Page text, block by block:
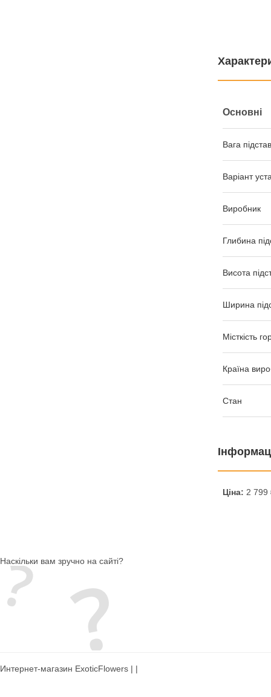
Основні
Вага
Варіант
Виробник
Глибина
Висота
Ширина
Місткість
Країна
Стан
Ціна: 2 799
Наскільки вам зручно на сайті?
Интернет-магазин ExoticFlowers | |